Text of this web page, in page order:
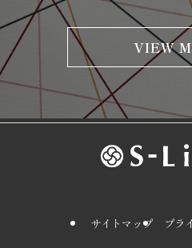
VIEW
サイトマップ プラ